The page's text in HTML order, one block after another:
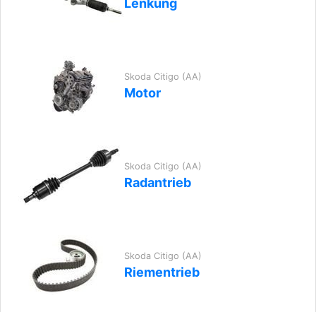
Skoda Citigo (AA)
Motor
Skoda Citigo (AA)
Radantrieb
Skoda Citigo (AA)
Riementrieb